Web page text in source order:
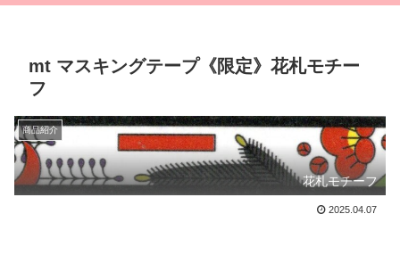
mt マスキングテープ《限定》花札モチー
フ
商品紹介
花札モチーフ
2025.04.07